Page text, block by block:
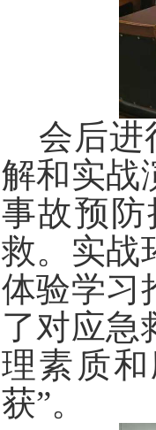
会后进
解和实战
事故预
救。实战
体验学习
了对应急
理素质
获”。